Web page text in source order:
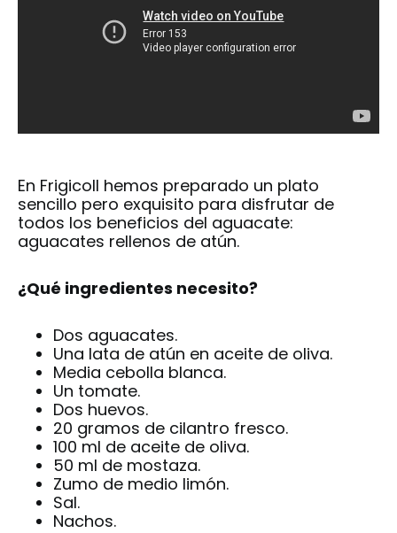
En Frigicoll hemos preparado un plato
sencillo pero exquisito para disfrutar de
todos los beneficios del aguacate:
aguacates rellenos de atún.
¿Qué ingredientes necesito?
Dos aguacates.
Una lata de atún en aceite de oliva.
Media cebolla blanca.
Un tomate.
Dos huevos.
20 gramos de cilantro fresco.
100 ml de aceite de oliva.
50 ml de mostaza.
Zumo de medio limón.
Sal.
Nachos.